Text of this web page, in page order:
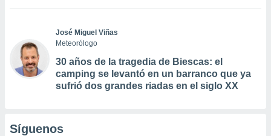
José Miguel Viñas
Meteorólogo
30 años de la tragedia de Biescas: el
camping se levantó en un barranco que ya
sufrió dos grandes riadas en el siglo XX
Síguenos